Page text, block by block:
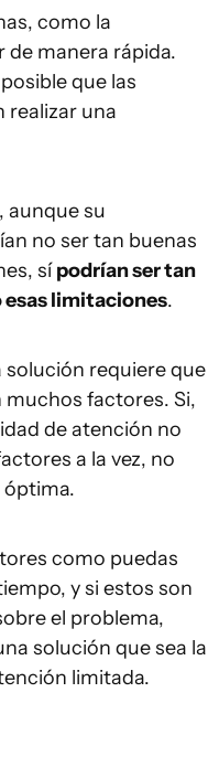
como la
de manera rápida.
que las
realizar una
aunque su
no ser tan buenas
sípodrían ser tan
esas limitaciones.
requiere que
factores. Si,
de atención no
a la vez, no
óptima.
como puedas
y si estos son
el problema,
solución que sea la
limitada.